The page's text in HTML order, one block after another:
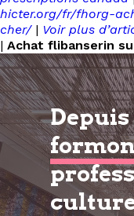
hicter.org/fr/fhorg-
cher/| Voir plus
| Achat flibanserin
Depuis